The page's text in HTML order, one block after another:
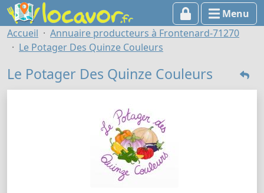
Menu
Accueil
Annuaire producteurs à Frontenard-71270
Le Potager Des Quinze Couleurs
Le Potager Des Quinze Couleurs